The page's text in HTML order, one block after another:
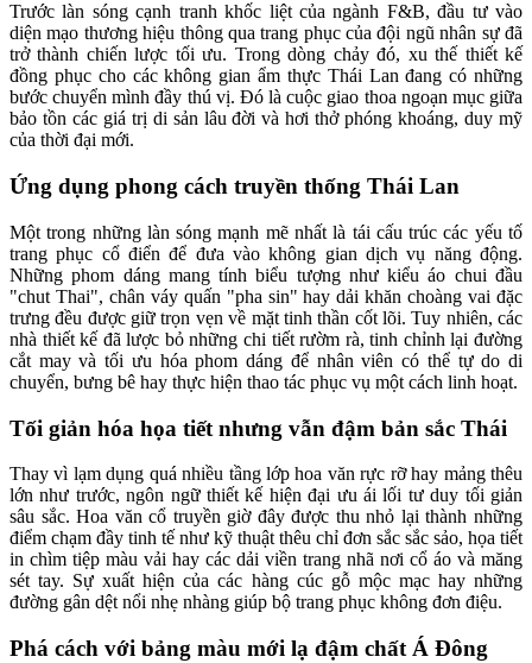
Trước làn sóng cạnh tranh khốc liệt của ngành F&B, đầu tư vào
diện mạo thương hiệu thông qua trang phục của đội ngũ nhân sự đã
trở thành chiến lược tối ưu. Trong dòng chảy đó, xu thế thiết kế
đồng phục cho các không gian ẩm thực Thái Lan đang có những
bước chuyển mình đầy thú vị. Đó là cuộc giao thoa ngoạn mục giữa
bảo tồn các giá trị di sản lâu đời và hơi thở phóng khoáng, duy mỹ
của thời đại mới.
Ứng dụng phong cách truyền thống Thái Lan
Một trong những làn sóng mạnh mẽ nhất là tái cấu trúc các yếu tố
trang phục cổ điển để đưa vào không gian dịch vụ năng động.
Những phom dáng mang tính biểu tượng như kiểu áo chui đầu
"chut Thai", chân váy quấn "pha sin" hay dải khăn choàng vai đặc
trưng đều được giữ trọn vẹn về mặt tinh thần cốt lõi. Tuy nhiên, các
nhà thiết kế đã lược bỏ những chi tiết rườm rà, tinh chỉnh lại đường
cắt may và tối ưu hóa phom dáng để nhân viên có thể tự do di
chuyển, bưng bê hay thực hiện thao tác phục vụ một cách linh hoạt.
Tối giản hóa họa tiết nhưng vẫn đậm bản sắc Thái
Thay vì lạm dụng quá nhiều tầng lớp hoa văn rực rỡ hay mảng thêu
lớn như trước, ngôn ngữ thiết kế hiện đại ưu ái lối tư duy tối giản
sâu sắc. Hoa văn cổ truyền giờ đây được thu nhỏ lại thành những
điểm chạm đầy tinh tế như kỹ thuật thêu chỉ đơn sắc sắc sảo, họa tiết
in chìm tiệp màu vải hay các dải viền trang nhã nơi cổ áo và măng
sét tay. Sự xuất hiện của các hàng cúc gỗ mộc mạc hay những
đường gân dệt nổi nhẹ nhàng giúp bộ trang phục không đơn điệu.
Phá cách với bảng màu mới lạ đậm chất Á Đông